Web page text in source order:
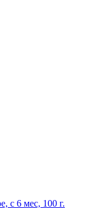
с 6 мес, 100 г.